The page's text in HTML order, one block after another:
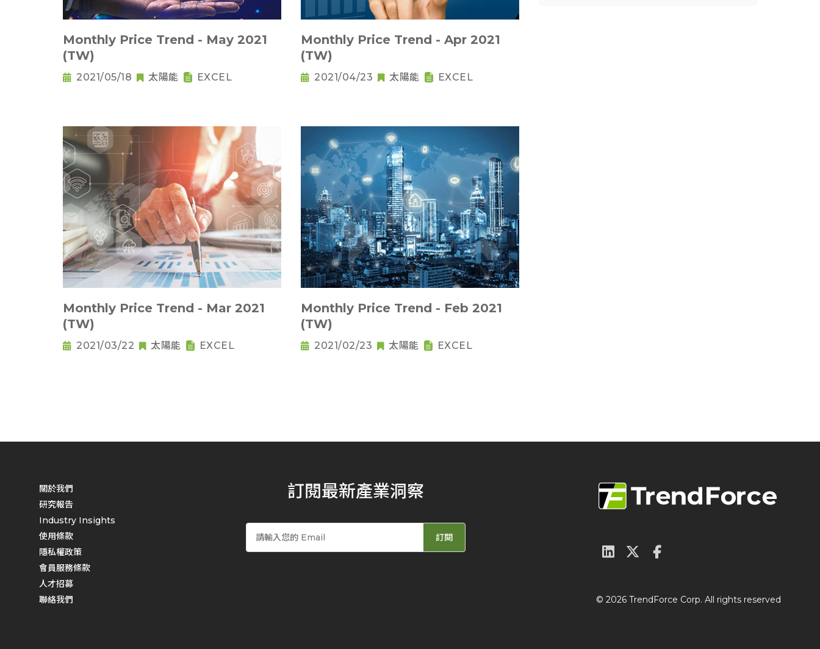
Monthly Price Trend - May 2021
(TW)
2021/05/18 太陽能 EXCEL
Monthly Price Trend - Apr 2021
(TW)
2021/04/23 太陽能 EXCEL
Monthly Price Trend - Mar 2021
(TW)
2021/03/22 太陽能 EXCEL
Monthly Price Trend - Feb 2021
(TW)
2021/02/23 太陽能 EXCEL
關於我們
研究報告
Industry Insights
使用條款
隱私權政策
會員服務條款
人才招募
聯絡我們
訂閱最新產業洞察
訂閱
© 2026 TrendForce Corp. All rights reserved